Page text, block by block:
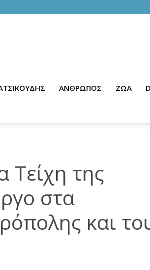
ΑΝΘΡΩΠΟΣ ΖΩΑ
Τείχη της
στα
και